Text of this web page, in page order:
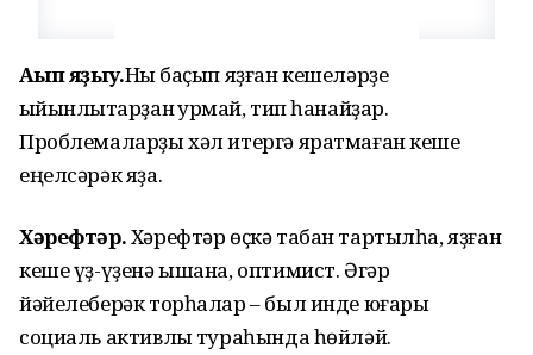
Аҫып яҙыу.Ныҡ баҫып яҙған кешеләрҙе
ҡыйынлыҡтарҙан ҡурҡмай, тип һанайҙар.
Проблемаларҙы хәл итергә яратмаған кеше
еңелсәрәк яҙа.
Хәрефтәр.Хәрефтәр өҫкә табан тартылһа, яҙған
кеше үҙ-үҙенә ышана, оптимист. Әгәр
йәйелеберәк торһалар – был инде юғары
социаль активлыҡ тураһында һөйләй.